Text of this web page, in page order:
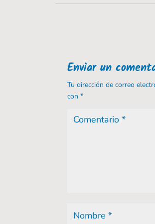
Enviar un
Tu dirección de correo
con *